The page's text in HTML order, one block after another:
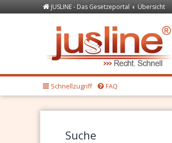
JUSLINE - Das Gesetzeportal Übersicht
Schnellzugriff FAQ
Suche